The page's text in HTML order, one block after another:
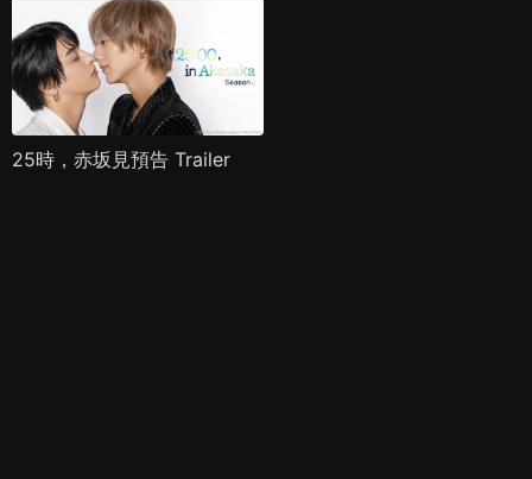
25時，赤坂見預告 Trailer